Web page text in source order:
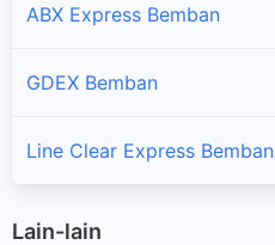
ABX Express Bemban
GDEX Bemban
Line Clear Express Bemban
Lain-lain